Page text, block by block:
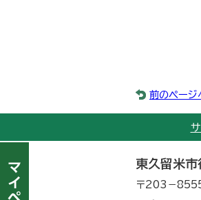
前のページ
東久留米市
〒203－